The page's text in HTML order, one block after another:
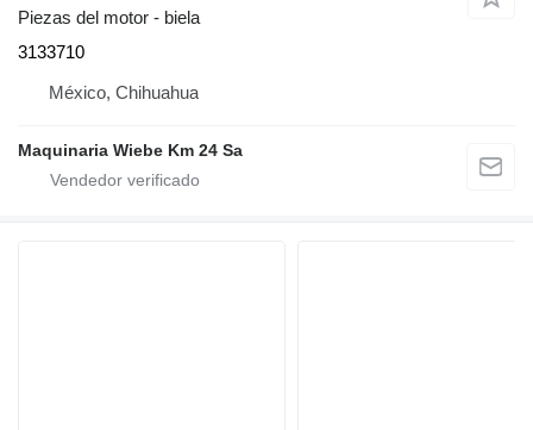
Piezas del motor - biela
3133710
México, Chihuahua
Maquinaria Wiebe Km 24 Sa